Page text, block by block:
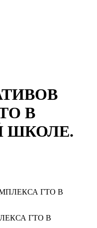
В
ШКОЛЕ.
ГТО В